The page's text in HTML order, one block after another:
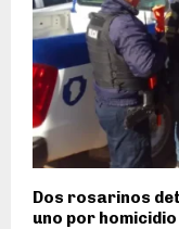
Dos rosarinos
uno por